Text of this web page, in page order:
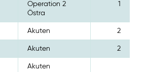
Operation 2
Östra
1
Akuten 2
Akuten 2
Akuten